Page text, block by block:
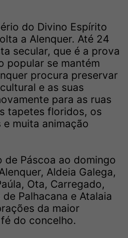
do Divino Espírito
a Alenquer. Até 24
secular, que é a prova
popular se mantém
procura preservar
e as suas
para as ruas
tapetes floridos, os
muita animação
de Páscoa ao domingo
Aldeia Galega,
Ota, Carregado,
Palhacana e Atalaia
da maior
do concelho.